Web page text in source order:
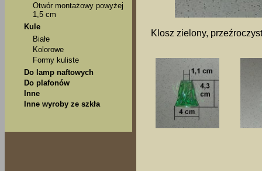
Otwór montażowy powyżej
1,5 cm
Kule
Białe
Kolorowe
Formy kuliste
Do lamp naftowych
Do plafonów
Inne
Inne wyroby ze szkła
Klosz zielony,